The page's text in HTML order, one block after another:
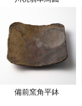
備前窯角平鉢